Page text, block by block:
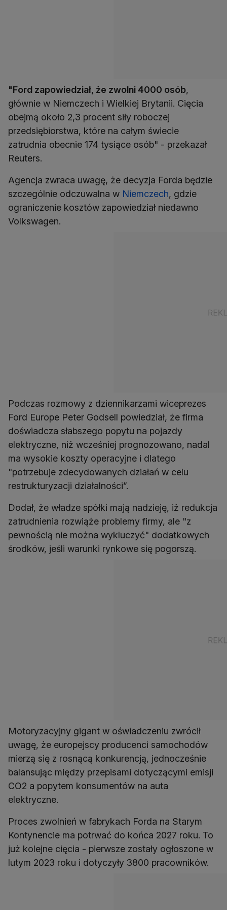
"Ford zapowiedział, że zwolni 4000 osób,
głównie w Niemczech i Wielkiej Brytanii. Cięcia
obejmą około 2,3 procent siły roboczej
przedsiębiorstwa, które na całym świecie
zatrudnia obecnie 174 tysiące osób" - przekazał
Reuters.
Agencja zwraca uwagę, że decyzja Forda będzie
szczególnie odczuwalna w Niemczech, gdzie
ograniczenie kosztów zapowiedział niedawno
Volkswagen.
Podczas rozmowy z dziennikarzami wiceprezes
Ford Europe Peter Godsell powiedział, że firma
doświadcza słabszego popytu na pojazdy
elektryczne, niż wcześniej prognozowano, nadal
ma wysokie koszty operacyjne i dlatego
"potrzebuje zdecydowanych działań w celu
restrukturyzacji działalności”.
Dodał, że władze spółki mają nadzieję, iż redukcja
zatrudnienia rozwiąże problemy firmy, ale "z
pewnością nie można wykluczyć" dodatkowych
środków, jeśli warunki rynkowe się pogorszą.
Motoryzacyjny gigant w oświadczeniu zwrócił
uwagę, że europejscy producenci samochodów
mierzą się z rosnącą konkurencją, jednocześnie
balansując między przepisami dotyczącymi emisji
CO2 a popytem konsumentów na auta
elektryczne.
Proces zwolnień w fabrykach Forda na Starym
Kontynencie ma potrwać do końca 2027 roku. To
już kolejne cięcia - pierwsze zostały ogłoszone w
lutym 2023 roku i dotyczyły 3800 pracowników.